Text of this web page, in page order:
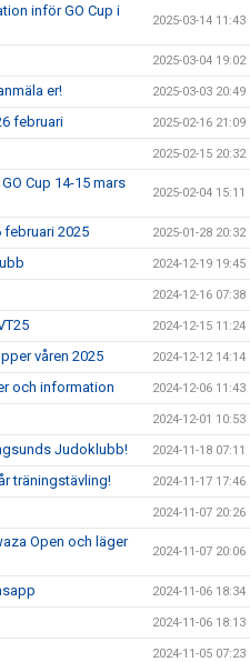
inför GO Cup i
2025-03-14 11:43
2025-03-04 19:02
er! 2025-03-03 20:49
februari 2025-02-16 21:09
2025-02-15 20:32
Cup 14-15 mars
2025-02-04 15:11
2025 2025-01-28 20:32
2024-12-19 19:45
2024-12-16 07:38
2024-12-15 11:24
våren 2025 2024-12-12 14:14
och information 2024-12-06 11:43
2024-12-01 10:53
Judoklubb! 2024-11-18 07:11
träningstävling! 2024-11-17 17:46
2024-11-07 20:26
Open och läger
2024-11-07 20:06
2024-11-06 18:34
2024-11-06 18:13
2024-11-05 07:23